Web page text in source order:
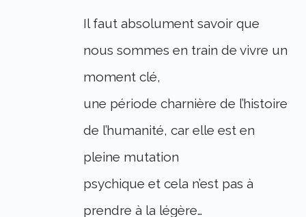
Il faut absolument savoir que
nous sommes en train de vivre un
moment clé,
une période charnière de l’histoire
de l’humanité, car elle est en
pleine mutation
psychique et cela n’est pas à
prendre à la légère…